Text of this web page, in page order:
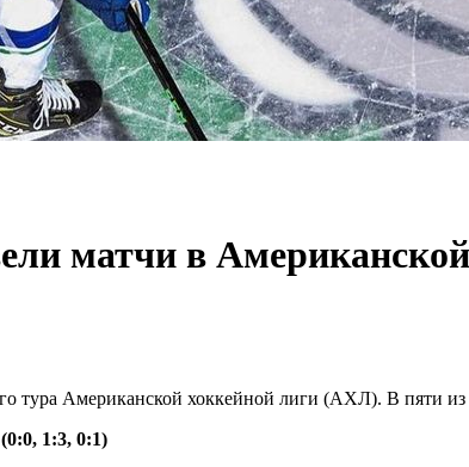
матчи в
тура Американской хоккейной лиги (АХЛ). В пяти из
1:3, 0:1)